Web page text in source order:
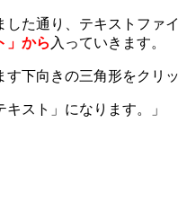
した通り、テキストファ
」から 入っていきます。
す下向きの三角形をクリッ
スト」になります。」